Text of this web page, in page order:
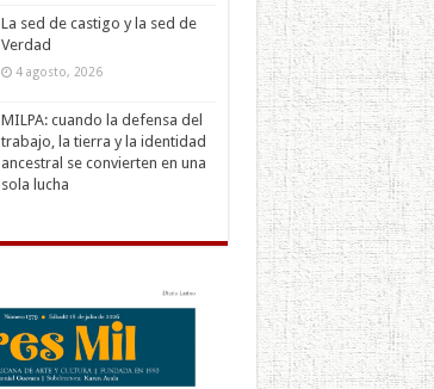
La sed de castigo y la sed de
Verdad
4 agosto, 2026
MILPA: cuando la defensa del
trabajo, la tierra y la identidad
ancestral se convierten en una
sola lucha